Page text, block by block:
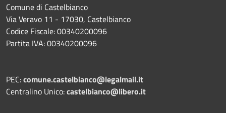
Comune di Castelbianco
Via Veravo 11 - 17030, Castelbianco
Codice Fiscale: 00340200096
Partita IVA: 00340200096
PEC:comune.castelbianco@legalmail.it
Centralino Unico:castelbianco@libero.it